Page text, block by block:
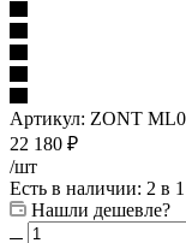
Артикул: ZONT
22 180 ₽
/шт
Есть в наличии: 2 в
Нашли дешевле?